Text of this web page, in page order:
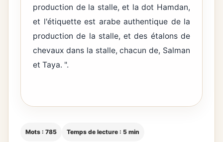
production de la stalle, et la dot Hamdan,
et l'étiquette est arabe authentique de la
production de la stalle, et des étalons de
chevaux dans la stalle, chacun de, Salman
et Taya. ".
Mots : 785 Temps de lecture : 5 min